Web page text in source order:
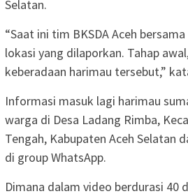
Selatan.
“Saat ini tim BKSDA Aceh
lokasi yang dilaporkan. Tahap
keberadaan harimau tersebut,”
Informasi masuk lagi harimau
warga di Desa Ladang Rimba,
Tengah, Kabupaten Aceh Selatan
di group WhatsApp.
Dimana dalam video berdurasi 40